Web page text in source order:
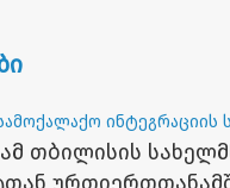
ინტეგრაციის
თბილისის